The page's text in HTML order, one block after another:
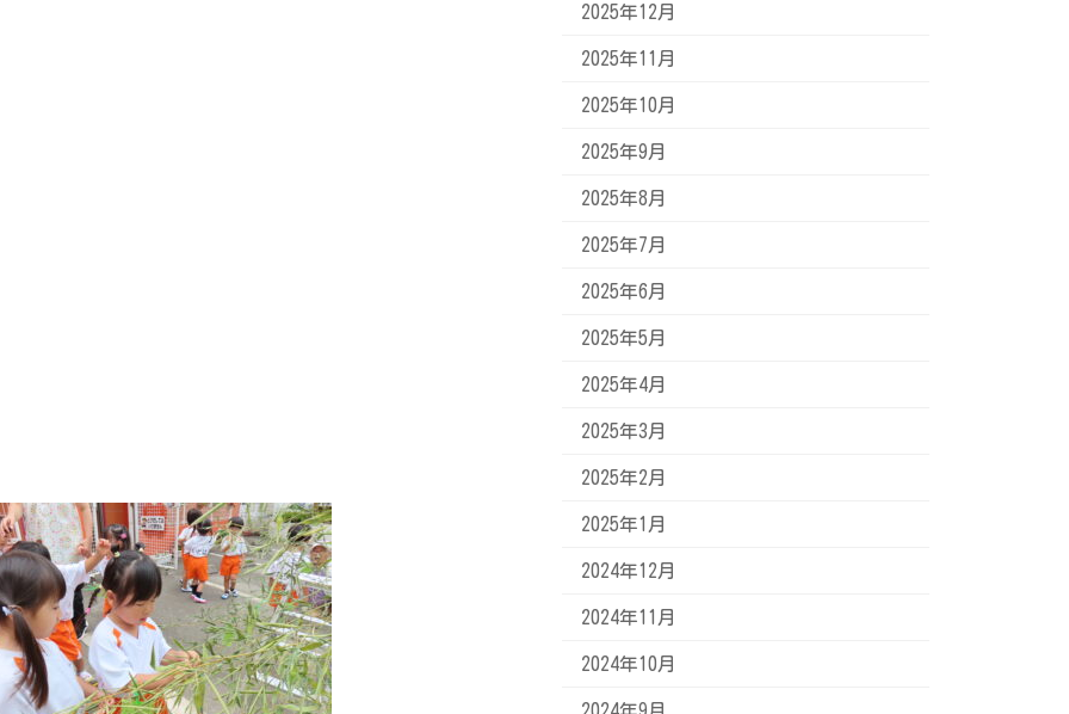
2025年12月
2025年11月
2025年10月
2025年9月
2025年8月
2025年7月
2025年6月
2025年5月
2025年4月
2025年3月
2025年2月
2025年1月
2024年12月
2024年11月
2024年10月